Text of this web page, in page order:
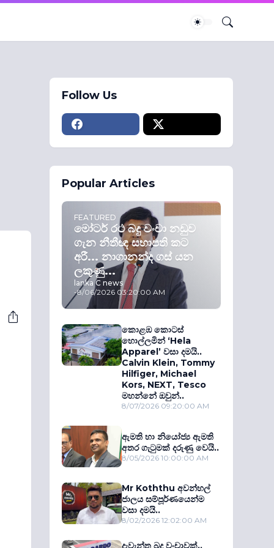
Follow Us
Popular Articles
FEATURED
මෝටර් රථ බදු වංචා නඩුව
ගැන නීතීඥ සභාපති කට
අරී... නාගානන්ද ගස් යන
ලකුණු...
lanka C news
-8/06/2026 03:20:00 AM
කොළඹ කොටස්
හොල්ලමින් ‘Hela
Apparel’ වසා දමයි..
Calvin Klein, Tommy
Hilfiger, Michael
Kors, NEXT, Tesco
මහන්නේ ඔවුන්..
8/07/2026 09:20:00 AM
ඇමති හා නියෝජ්‍ය ඇමති
අතර ගැටුමක් දරුණු වෙයි..
8/05/2026 10:00:00 AM
Mr Koththu අවන්හල්
ජාලය සම්පූර්ණයෙන්ම
වසා දමයි..
8/02/2026 12:02:00 AM
දැවැන්ත බදු වංචාවක්..